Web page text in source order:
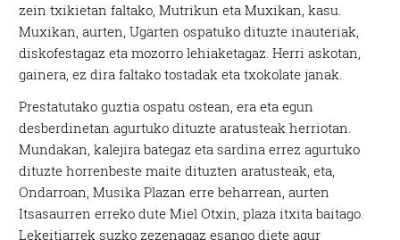
zein txikietan faltako, Mutrikun eta Muxikan, kasu.
Muxikan, aurten, Ugarten ospatuko dituzte inauteriak,
diskofestagaz eta mozorro lehiaketagaz. Herri askotan,
gainera, ez dira faltako tostadak eta txokolate janak.
Prestatutako guztia ospatu ostean, era eta egun
desberdinetan agurtuko dituzte aratusteak herriotan.
Mundakan, kalejira bategaz eta sardina errez agurtuko
dituzte horrenbeste maite dituzten aratusteak, eta,
Ondarroan, Musika Plazan erre beharrean, aurten
Itsasaurren erreko dute Miel Otxin, plaza itxita baitago.
Lekeitiarrek suzko zezenagaz esango diete agur